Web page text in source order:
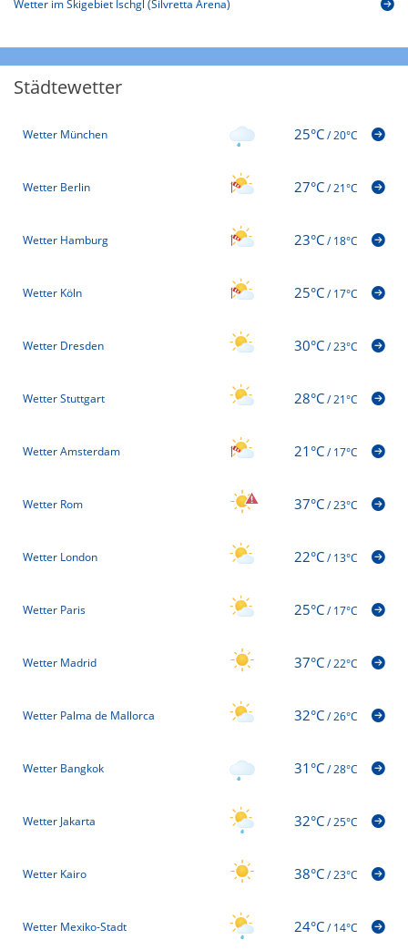
Wetter im Skigebiet Ischgl (Silvretta Arena)
Städtewetter
Wetter München 25°C/20°C
Wetter Berlin 27°C/21°C
Wetter Hamburg 23°C/18°C
Wetter Köln 25°C/17°C
Wetter Dresden 30°C/23°C
Wetter Stuttgart 28°C/21°C
Wetter Amsterdam 21°C/17°C
Wetter Rom 37°C/23°C
Wetter London 22°C/13°C
Wetter Paris 25°C/17°C
Wetter Madrid 37°C/22°C
Wetter Palma de Mallorca 32°C/26°C
Wetter Bangkok 31°C/28°C
Wetter Jakarta 32°C/25°C
Wetter Kairo 38°C/23°C
Wetter Mexiko-Stadt 24°C/14°C